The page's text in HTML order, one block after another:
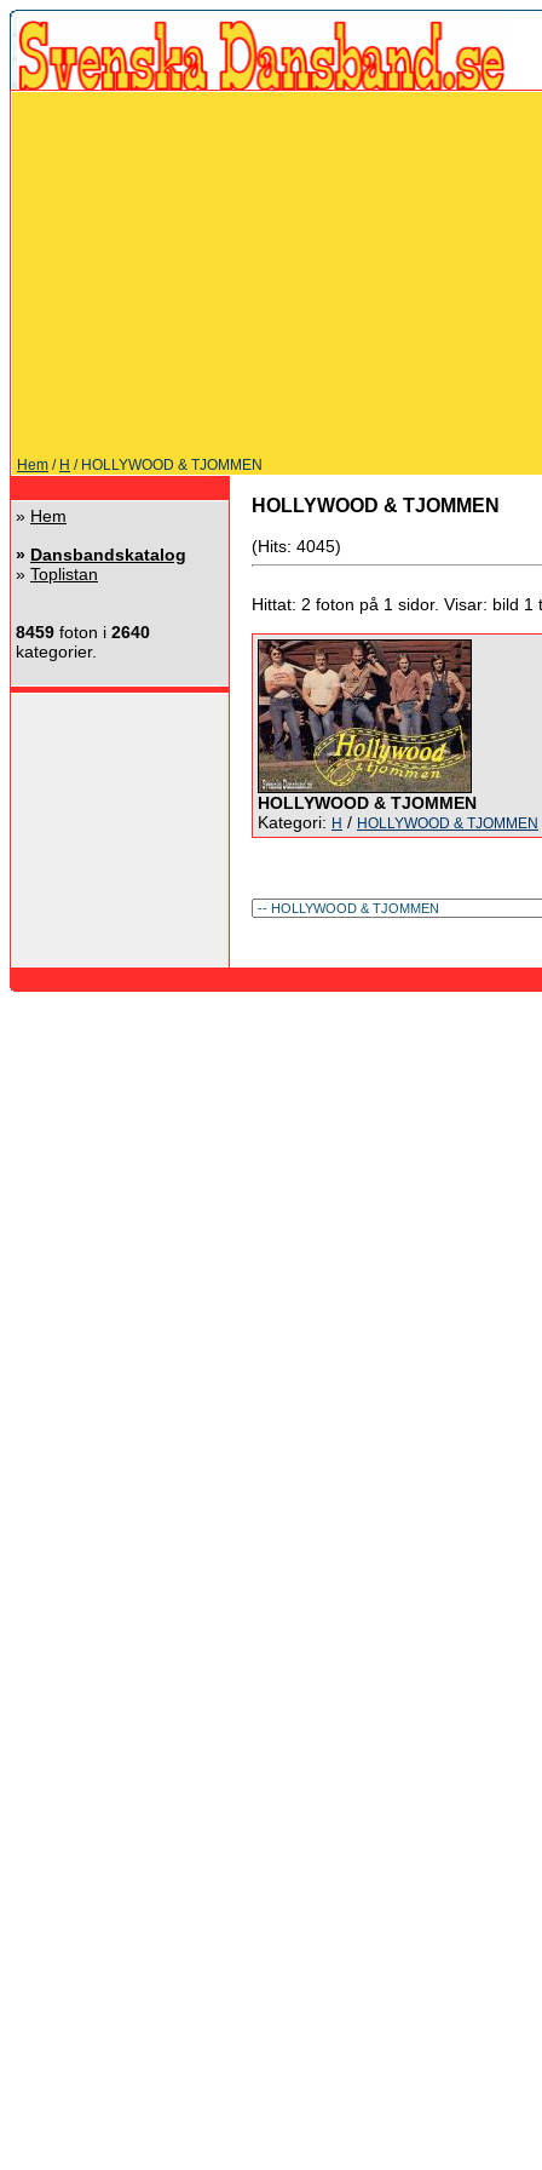
Hem / H / HOLLYWOOD & TJOMMEN
» Hem
» Dansbandskatalog
» Toplistan
8459 foton i 2640
kategorier.
HOLLYWOOD & TJOMMEN
(Hits: 4045)
Hittat: 2 foton på 1 sidor. Visar: bild 1
HOLLYWOOD & TJOMMEN
Kategori: H / HOLLYWOOD & TJOMMEN